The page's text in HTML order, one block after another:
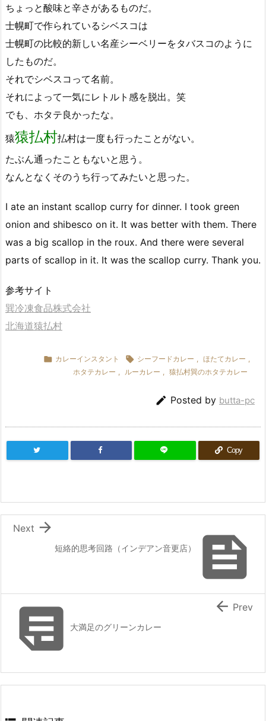
ちょっと酸味と辛さがあるものだ。
士幌町で作られているシベスコは
士幌町の比較的新しい名産シーベリーをタバスコのように
したものだ。
それでシベスコって名前。
それによって一気にレトルト感を脱出。笑
でも、ホタテ良かったな。
猿猿払村払村は一度も行ったことがない。
たぶん通ったこともないと思う。
なんとなくそのうち行ってみたいと思った。
I ate an instant scallop curry for dinner. I took green
onion and shibesco on it. It was better with them. There
was a big scallop in the roux. And there were several
parts of scallop in it. It was the scallop curry. Thank you.
参考サイト
巽冷凍食品株式会社
北海道猿払村
 カレーインスタント  シーフードカレー , ほたてカレー ,
ホタテカレー , ルーカレー , 猿払村巽のホタテカレー
 Posted by butta-pc
Copy

短絡的思考回路（インデアン音更店）

Next
大満足のグリーンカレー
 Prev